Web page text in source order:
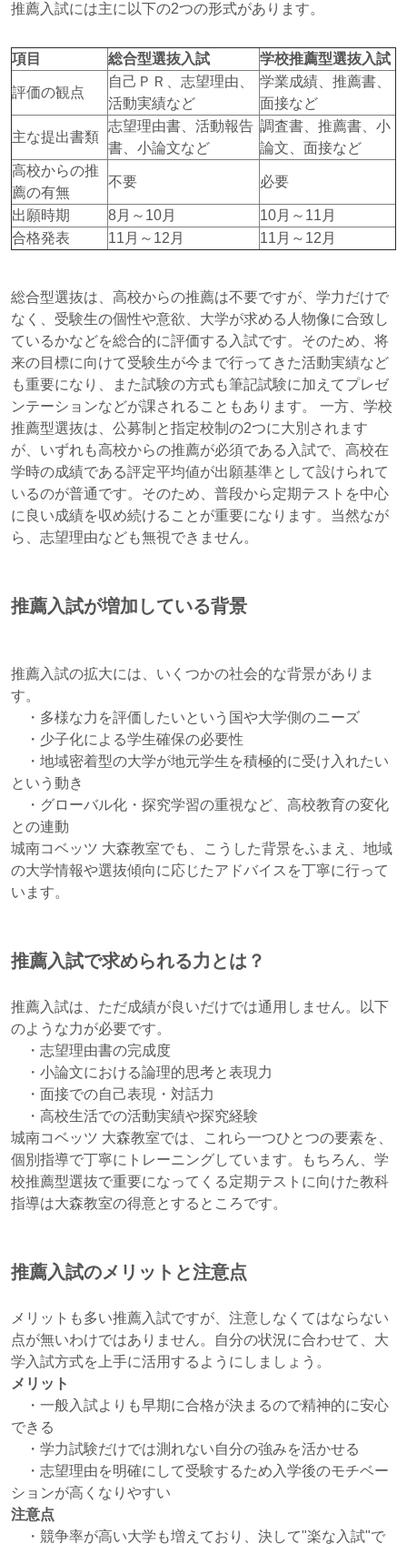
推薦入試には主に以下の2つの形式があります。
項目 総合型選抜入試 学校推薦型選抜入試
評価の観点
自己ＰＲ、志望理由、
活動実績など
学業成績、推薦書、
面接など
主な提出書類
志望理由書、活動報告
書、小論文など
調査書、推薦書、小
論文、面接など
高校からの推
薦の有無
不要 必要
出願時期 8月～10月
10月～11月
合格発表
11月～12月 11月～12月
総合型選抜は、高校からの推薦は不要ですが、学力だけで
なく、受験生の個性や意欲、大学が求める人物像に合致し
ているかなどを総合的に評価する入試です。そのため、将
来の目標に向けて受験生が今まで行ってきた活動実績など
も重要になり、また試験の方式も筆記試験に加えてプレゼ
ンテーションなどが課されることもあります。 一方、学校
推薦型選抜は、公募制と指定校制の2つに大別されます
が、いずれも高校からの推薦が必須である入試で、高校在
学時の成績である評定平均値が出願基準として設けられて
いるのが普通です。そのため、普段から定期テストを中心
に良い成績を収め続けることが重要になります。当然なが
ら、志望理由なども無視できません。
推薦入試が増加している背景
推薦入試の拡大には、いくつかの社会的な背景がありま
す。
・多様な力を評価したいという国や大学側のニーズ
・少子化による学生確保の必要性
・地域密着型の大学が地元学生を積極的に受け入れたい
という動き
・グローバル化・探究学習の重視など、高校教育の変化
との連動
城南コベッツ 大森教室でも、こうした背景をふまえ、地域
の大学情報や選抜傾向に応じたアドバイスを丁寧に行って
います。
推薦入試で求められる力とは？
推薦入試は、ただ成績が良いだけでは通用しません。以下
のような力が必要です。
・志望理由書の完成度
・小論文における論理的思考と表現力
・面接での自己表現・対話力
・高校生活での活動実績や探究経験
城南コベッツ 大森教室では、これら一つひとつの要素を、
個別指導で丁寧にトレーニングしています。もちろん、学
校推薦型選抜で重要になってくる定期テストに向けた教科
指導は大森教室の得意とするところです。
推薦入試のメリットと注意点
メリットも多い推薦入試ですが、注意しなくてはならない
点が無いわけではありません。自分の状況に合わせて、大
学入試方式を上手に活用するようにしましょう。
メリット
・一般入試よりも早期に合格が決まるので精神的に安心
できる
・学力試験だけでは測れない自分の強みを活かせる
・志望理由を明確にして受験するため入学後のモチベー
ションが高くなりやすい
注意点
・競争率が高い大学も増えており、決して"楽な入試"で